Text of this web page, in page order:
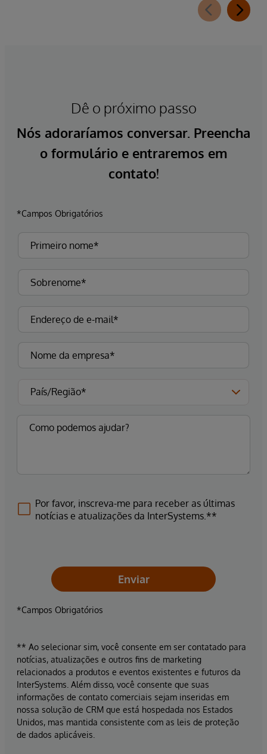
Dê o próximo passo
Nós adoraríamos conversar. Preencha
o formulário e entraremos em
contato!
*Campos Obrigatórios
Por favor, inscreva-me para receber as últimas
notícias e atualizações da InterSystems.**
Enviar
*Campos Obrigatórios
** Ao selecionar sim, você consente em ser contatado para
notícias, atualizações e outros fins de marketing
relacionados a produtos e eventos existentes e futuros da
InterSystems. Além disso, você consente que suas
informações de contato comerciais sejam inseridas em
nossa solução de CRM que está hospedada nos Estados
Unidos, mas mantida consistente com as leis de proteção
de dados aplicáveis.